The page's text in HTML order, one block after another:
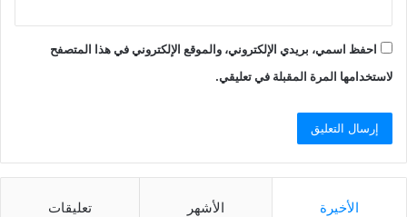
احفظ اسمي، بريدي الإلكتروني، والموقع الإلكتروني في هذا المتصفح
لاستخدامها المرة المقبلة في تعليقي.
الأخيرة الأشهر تعليقات